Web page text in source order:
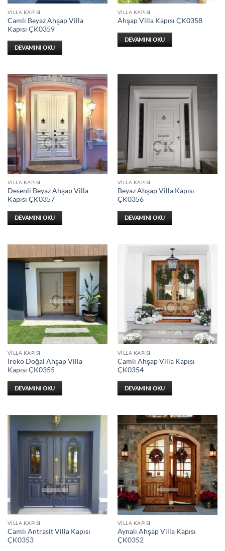
VILLA KAPISI
Camlı Beyaz Ahşap Villa
Kapısı ÇK0359
DEVAMINI OKU
VILLA KAPISI
Ahşap Villa Kapısı ÇK0358
DEVAMINI OKU
VILLA KAPISI
Desenli Beyaz Ahşap Villa
Kapısı ÇK0357
DEVAMINI OKU
VILLA KAPISI
Beyaz Ahşap Villa Kapısı
ÇK0356
DEVAMINI OKU
VILLA KAPISI
İroko Doğal Ahşap Villa
Kapısı ÇK0355
DEVAMINI OKU
VILLA KAPISI
Camlı Ahşap Villa Kapısı
ÇK0354
DEVAMINI OKU
VILLA KAPISI
Camlı Antrasit Villa Kapısı
ÇK0353
VILLA KAPISI
Aynalı Ahşap Villa Kapısı
ÇK0352